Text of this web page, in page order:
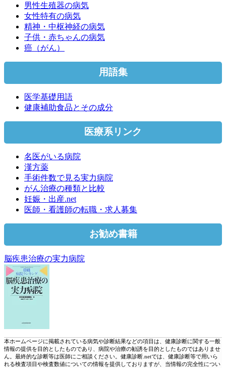
男性生殖器の病気
女性特有の病気
精神・中枢神経の病気
子供・赤ちゃんの病気
癌（がん）
用語集
医学基礎用語
健康補助食品とその成分
医療系リンク
名医がいる病院
漢方薬
手術件数で見る実力病院
がん治療の種類と比較
妊娠・出産.net
医師・看護師の転職・求人募集
お勧め書籍
脳疾患治療の実力病院
本ホームページに掲載されている病気や診断結果などの項目は、健康診断に関する一般
情報の提供を目的としたものであり、病院や治療の勧誘を目的としたものではありませ
ん。最終的な診断等は医師にご相談ください。健康診断.netでは、健康診断等で用いら
れる検査項目や検査数値についての情報を提供しておりますが、当情報の完全性につい